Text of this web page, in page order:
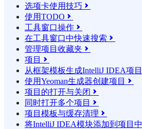
选项卡使用技巧 
使用TODO 
工具窗口操作 
在工具窗口中快速搜索 
管理项目收藏夹 
项目 
从框架模板生成IntelliJ IDEA项目
使用Yeoman生成器创建项目 
项目的打开与关闭 
同时打开多个项目 
项目模板与缓存清理 
将IntelliJ IDEA模块添加到项目中